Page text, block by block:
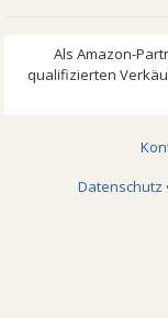
Datenschutz